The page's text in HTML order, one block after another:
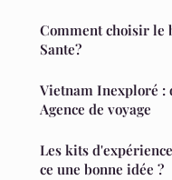
Comment choisir le
Sante?
Vietnam Inexploré :
Agence de voyage
Les kits
ce une bonne idée ?